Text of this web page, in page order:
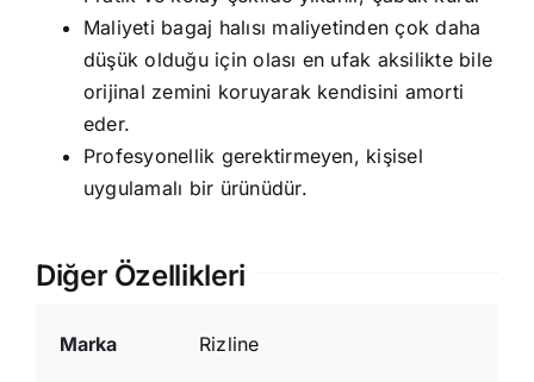
Maliyeti bagaj halısı maliyetinden çok daha
düşük olduğu için olası en ufak aksilikte bile
orijinal zemini koruyarak kendisini amorti
eder.
Profesyonellik gerektirmeyen, kişisel
uygulamalı bir ürünüdür.
Diğer Özellikleri
Marka Rizline